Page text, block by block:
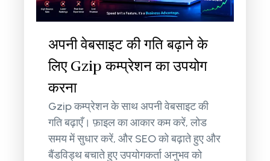
अपनी वेबसाइट की गति बढ़ाने के
लिए Gzip कम्प्रेशन का उपयोग
करना
Gzip कम्प्रेशन के साथ अपनी वेबसाइट की
गति बढ़ाएँ। फ़ाइल का आकार कम करें, लोड
समय में सुधार करें, और SEO को बढ़ाते हुए और
बैंडविड्थ बचाते हुए उपयोगकर्ता अनुभव को